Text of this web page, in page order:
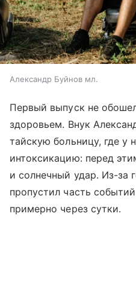
Александр Буйнов мл.
Первый выпуск не
здоровьем. Внук
тайскую больницу, где у
интоксикацию: перед
и солнечный удар. Из-за
пропустил часть
примерно через сутки.